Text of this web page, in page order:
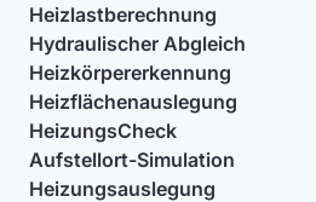
Heizlastberechnung
Hydraulischer Abgleich
Heizkörpererkennung
Heizflächenauslegung
HeizungsCheck
Aufstellort-Simulation
Heizungsauslegung